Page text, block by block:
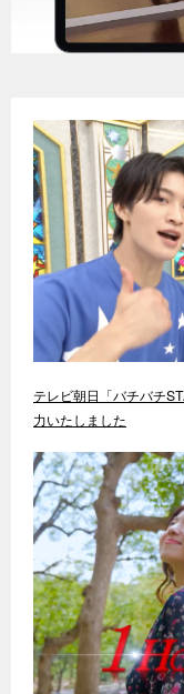
テレビ朝日「バチバチ
力いたしました